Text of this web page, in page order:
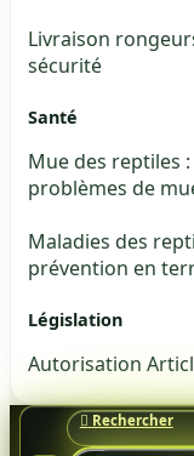
Livraison
sécurité
Santé
Mue des reptiles
problèmes de
Maladies des
prévention en
Législation
Autorisation
